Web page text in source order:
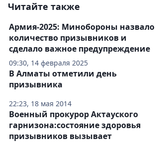
Читайте также
09:30, 14 февраля 2025
Армия-2025: Минобороны назвало
количество призывников и
сделало важное предупреждение
22:23, 18 мая 2014
В Алматы отметили день
призывника
Военный прокурор Актауского
гарнизона:состояние здоровья
призывников вызывает